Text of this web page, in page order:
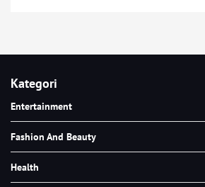
Kategori
Entertainment
Fashion And Beauty
Health